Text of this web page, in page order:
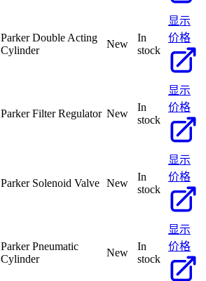
Parker Double Acting
Cylinder
New
In
stock
显示
价格
Parker Filter Regulator New
In
stock
显示
价格
Parker Solenoid Valve New
In
stock
显示
价格
Parker Pneumatic
Cylinder
New
In
stock
显示
价格